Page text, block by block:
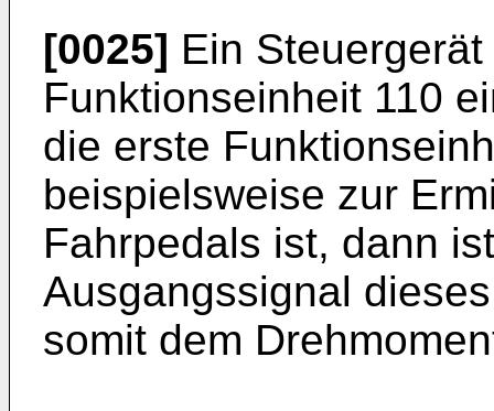
[0025] Ein
Funktionseinheit 110
die erste
beispielsweise zur
Fahrpedals ist, dann
Ausgangssignal
somit dem